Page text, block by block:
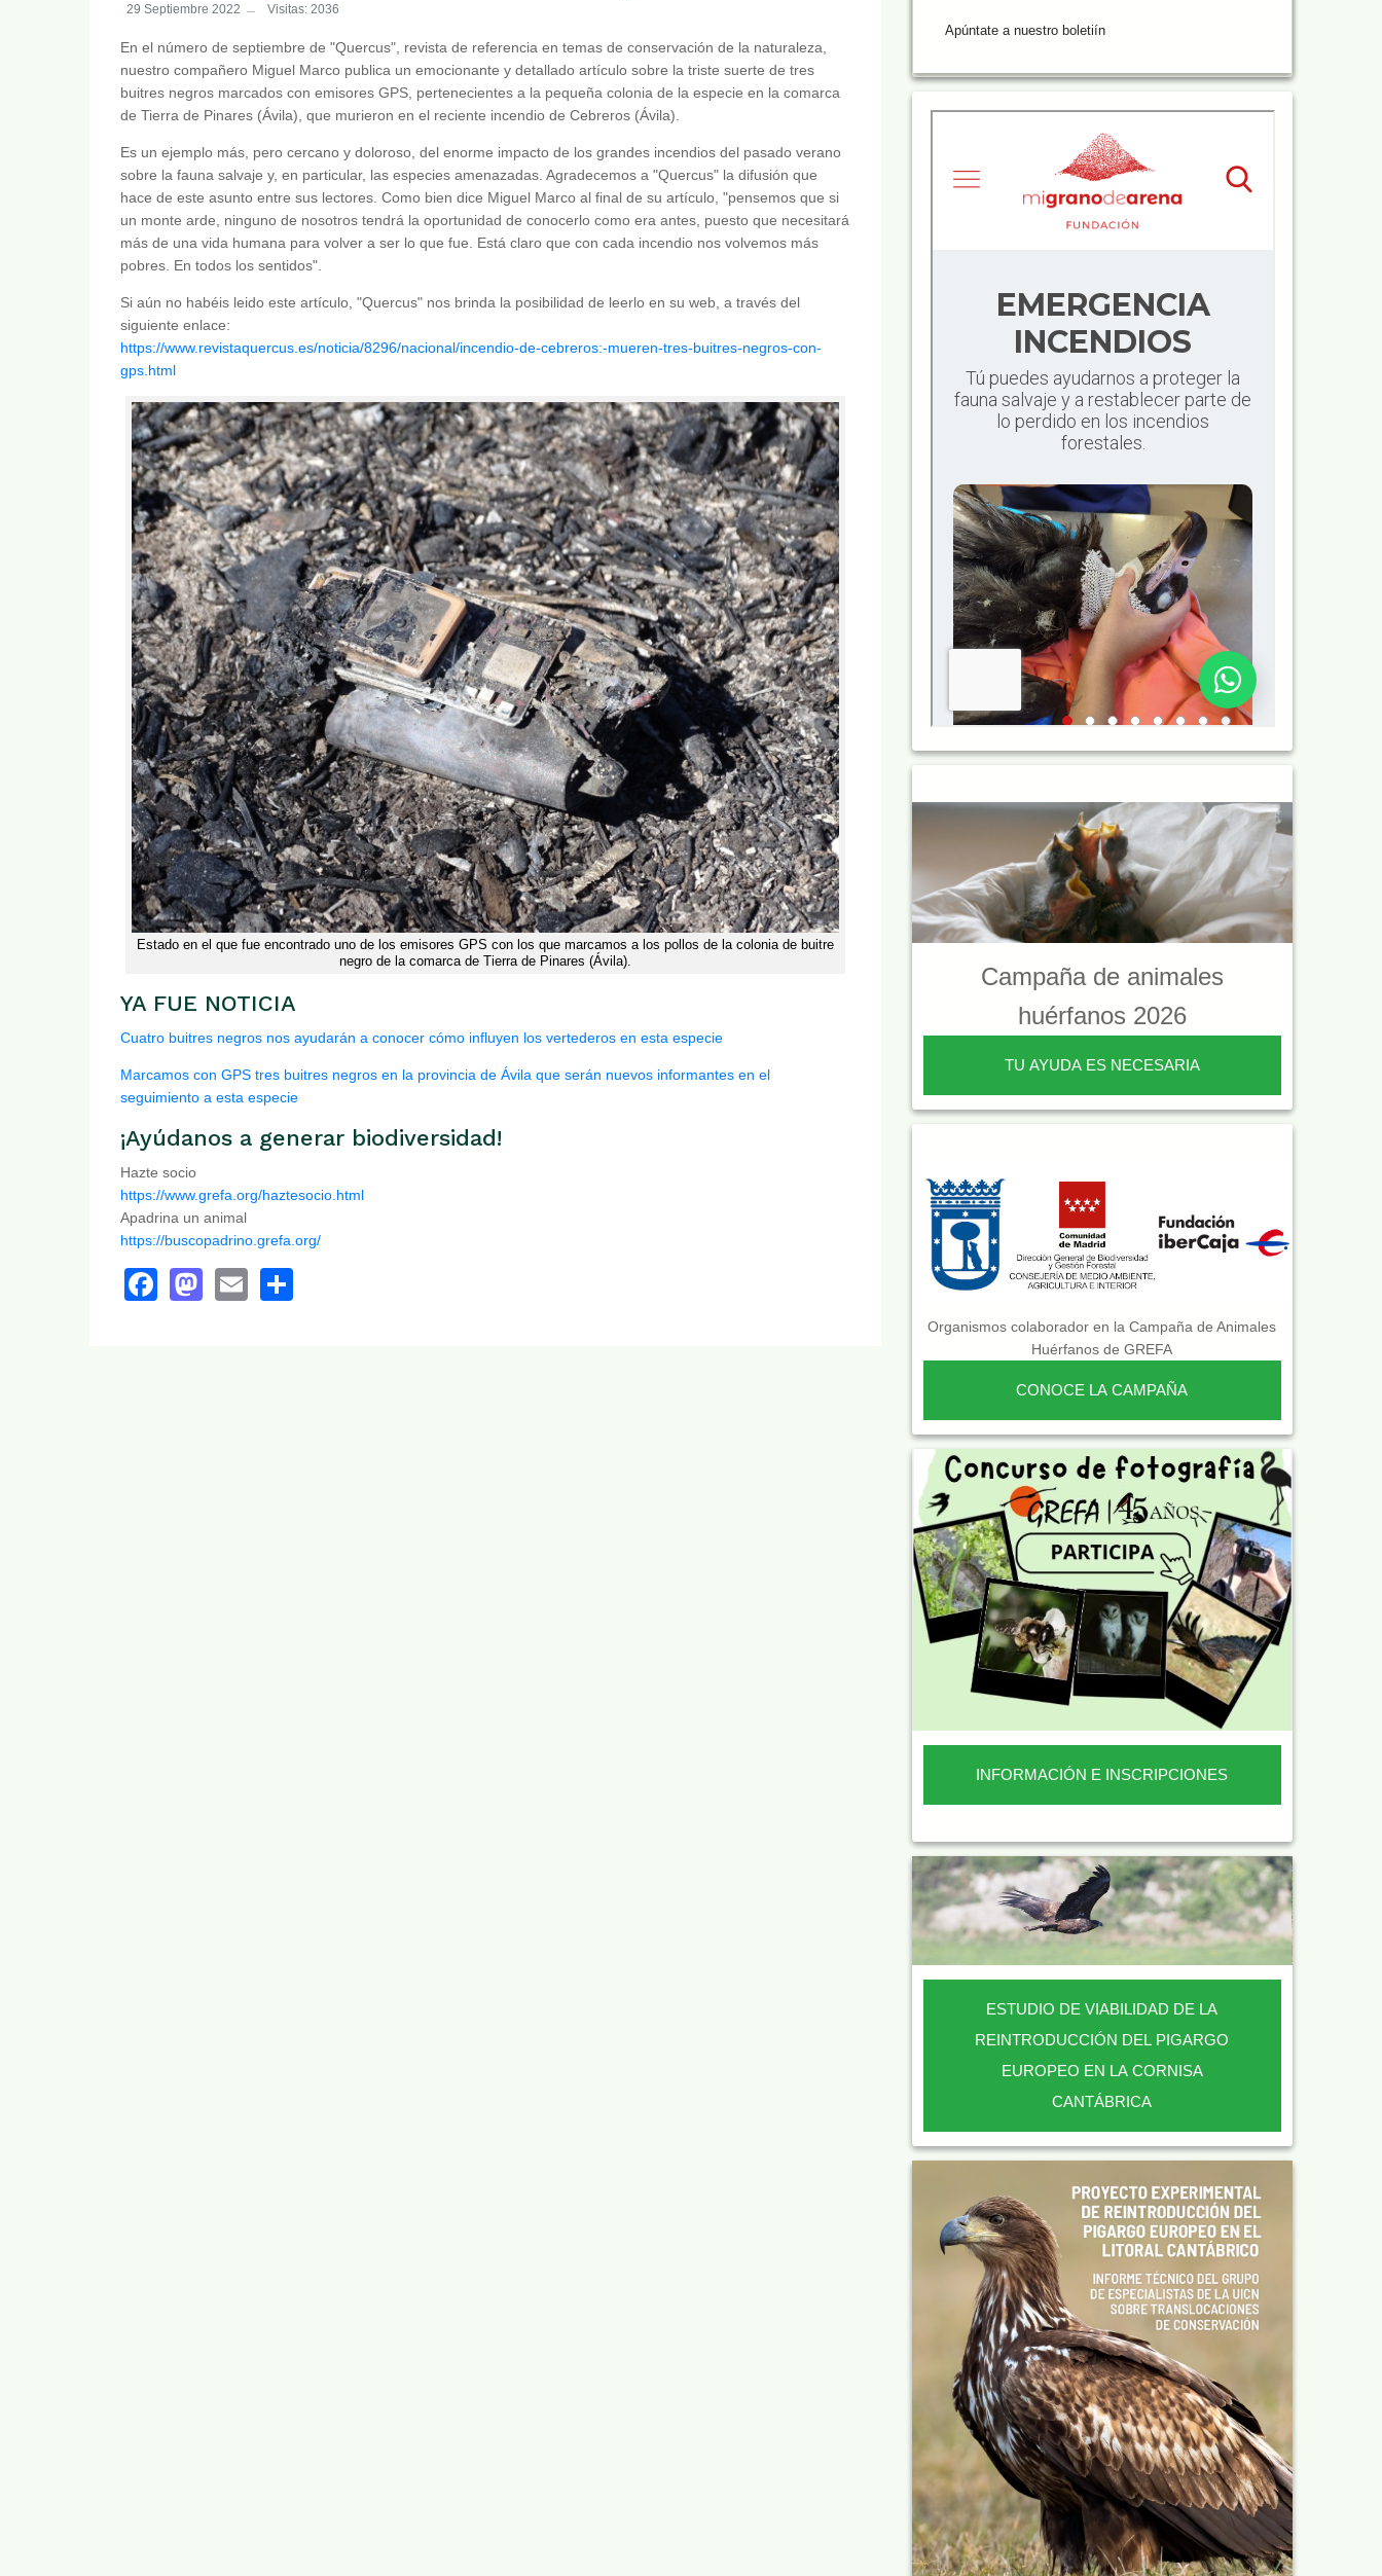
29 Septiembre 2022 Visitas: 2036
En el número de septiembre de "Quercus", revista de referencia en temas de conservación de la naturaleza,
nuestro compañero Miguel Marco publica un emocionante y detallado artículo sobre la triste suerte de tres
buitres negros marcados con emisores GPS, pertenecientes a la pequeña colonia de la especie en la comarca
de Tierra de Pinares (Ávila), que murieron en el reciente incendio de Cebreros (Ávila).
Es un ejemplo más, pero cercano y doloroso, del enorme impacto de los grandes incendios del pasado verano
sobre la fauna salvaje y, en particular, las especies amenazadas. Agradecemos a "Quercus" la difusión que
hace de este asunto entre sus lectores. Como bien dice Miguel Marco al final de su artículo, "pensemos que si
un monte arde, ninguno de nosotros tendrá la oportunidad de conocerlo como era antes, puesto que necesitará
más de una vida humana para volver a ser lo que fue. Está claro que con cada incendio nos volvemos más
pobres. En todos los sentidos".
Si aún no habéis leido este artículo, "Quercus" nos brinda la posibilidad de leerlo en su web, a través del
siguiente enlace:
https://www.revistaquercus.es/noticia/8296/nacional/incendio-de-cebreros:-mueren-tres-buitres-negros-con-
gps.html
Estado en el que fue encontrado uno de los emisores GPS con los que marcamos a los pollos de la colonia de buitre
negro de la comarca de Tierra de Pinares (Ávila).
YA FUE NOTICIA
Cuatro buitres negros nos ayudarán a conocer cómo influyen los vertederos en esta especie
Marcamos con GPS tres buitres negros en la provincia de Ávila que serán nuevos informantes en el
seguimiento a esta especie
¡Ayúdanos a generar biodiversidad!
Hazte socio
https://www.grefa.org/haztesocio.html
Apadrina un animal
https://buscopadrino.grefa.org/
Facebook
Mastodon
Email
Apúntate a nuestro boletiín
Campaña de animales
huérfanos 2026
TU AYUDA ES NECESARIA
Organismos colaborador en la Campaña de Animales
Huérfanos de GREFA
CONOCE LA CAMPAÑA
INFORMACIÓN E INSCRIPCIONES
ESTUDIO DE VIABILIDAD DE LA
REINTRODUCCIÓN DEL PIGARGO
EUROPEO EN LA CORNISA
CANTÁBRICA